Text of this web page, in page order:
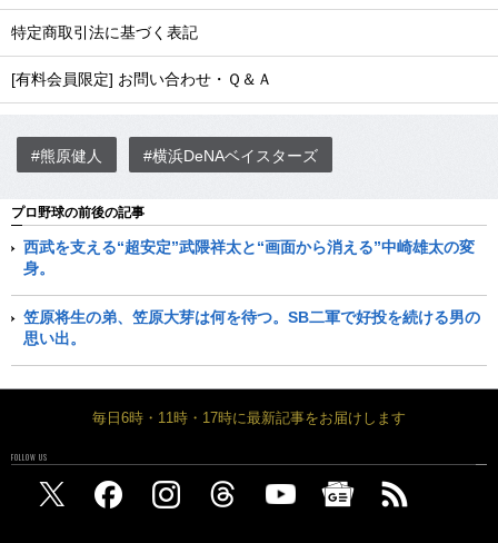
特定商取引法に基づく表記
[有料会員限定] お問い合わせ・Ｑ＆Ａ
#熊原健人 #横浜DeNAベイスターズ
プロ野球の前後の記事
西武を支える“超安定”武隈祥太と“画面から消える”中崎雄太の変
身。
笠原将生の弟、笠原大芽は何を待つ。SB二軍で好投を続ける男の
思い出。
毎日6時・11時・17時に最新記事をお届けします
FOLLOW US